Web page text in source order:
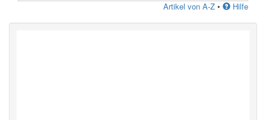
Artikel von A-Z • Hilfe